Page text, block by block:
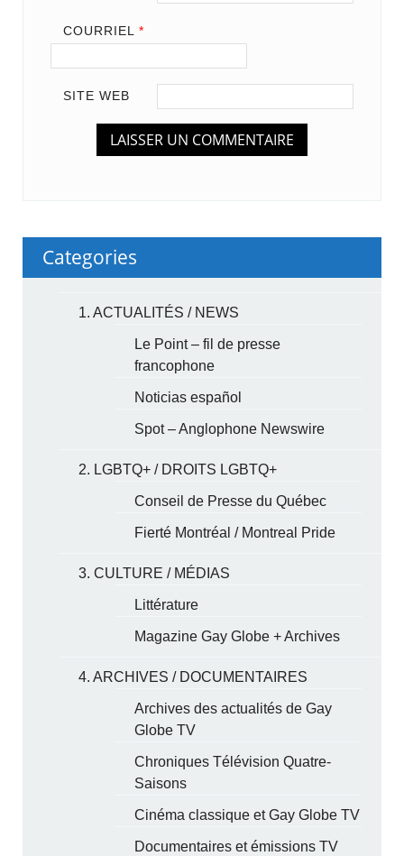
COURRIEL *
SITE WEB
Categories
1. ACTUALITÉS / NEWS
Le Point – fil de presse
francophone
Noticias español
Spot – Anglophone Newswire
2. LGBTQ+ / DROITS LGBTQ+
Conseil de Presse du Québec
Fierté Montréal / Montreal Pride
3. CULTURE / MÉDIAS
Littérature
Magazine Gay Globe + Archives
4. ARCHIVES / DOCUMENTAIRES
Archives des actualités de Gay
Globe TV
Chroniques Télévision Quatre-
Saisons
Cinéma classique et Gay Globe TV
Documentaires et émissions TV